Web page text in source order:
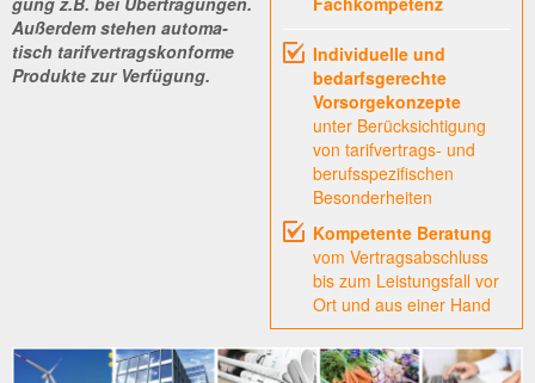
Außer­dem ste­hen auto­ma­
tisch tarif­ver­trags­kon­for­me
Pro­duk­te zur Verfügung.
Indi­vi­du­el­le und
bedarfs­ge­rech­te
Vorsorgekonzepte
unter Berück­sich­ti­gung
von tarif­ver­trags- und
berufs­spe­zi­fi­schen
Besonderheiten
Kom­pe­ten­te Bera­tung
vom Vertragsabschluss
bis zum Leis­tungs­fall vor
Ort und aus einer Hand